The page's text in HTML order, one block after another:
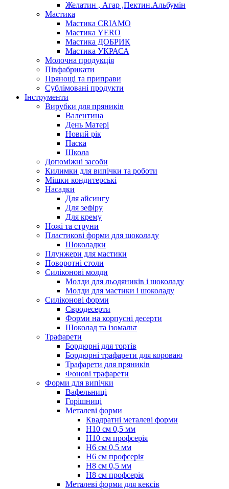
Желатин , Агар ,Пектин.Альбумін
Мастика
Мастика CRIAMO
Мастика YERO
Мастика ДОБРИК
Мастика УКРАСА
Молочна продукція
Півфабрикати
Прянощі та приправи
Сублімовані продукти
Інструменти
Вирубки для пряників
Валентина
День Матері
Новий рік
Паска
Школа
Допоміжні засоби
Килимки для випічки та роботи
Мішки кондитерські
Насадки
Для айсингу
Для зефіру
Для крему
Ножі та струни
Пластикові форми для шоколаду
Шоколадки
Плунжери для мастики
Поворотні столи
Силіконові молди
Молди для льодяників і шоколаду
Молди для мастики і шоколаду
Силіконові форми
Євродесерти
Форми на корпусні десерти
Шоколад та ізомальт
Трафарети
Бордюрні для тортів
Бордюрні трафарети для короваю
Трафарети для пряників
Фонові трафарети
Форми для випічки
Вафельниці
Горішниці
Металеві форми
Квадратні металеві форми
Н10 см 0,5 мм
Н10 см профсерія
Н6 см 0,5 мм
Н6 см профсерія
Н8 см 0,5 мм
Н8 см профсерія
Металеві форми для кексів